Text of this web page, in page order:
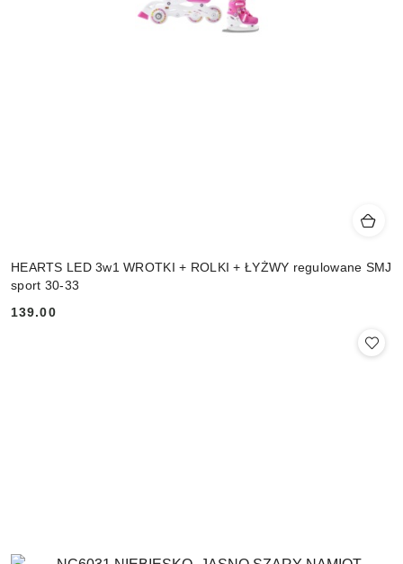
HEARTS LED 3w1 WROTKI + ROLKI + ŁYŻWY regulowane SMJ
sport 30-33
Cena:
139.00